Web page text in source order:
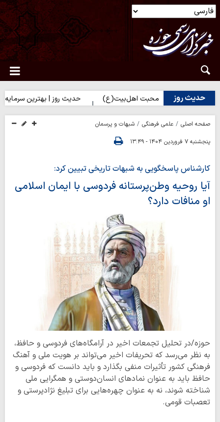
حدیث روز
شدن به محبت اهل‌بیت(ع) حدیث روز | بهترین سرمایه انسان
صفحه اصلی علمی فرهنگی
شبهات و پرسمان
پنجشنبه ۷ فروردین ۱۴۰۴ - ۱۳:۴۹
کارشناس پاسخگویی به شبهات تاریخی تبیین کرد:
آیا روحیه وطن‌پرستانه فردوسی با ایمان اسلامی
او منافات دارد؟
حوزه/در تحلیل تجمعات اخیر در آرامگاه‌های فردوسی و حافظ،
به نظر می‌رسد که تحریفات اخیر می‌تواند بر هویت ملی و آهنگ
فرهنگی کشور تأثیرات منفی بگذارد و باید دانست که فردوسی و
حافظ باید به عنوان نمادهای انسان‌دوستی و همگرایی ملی
شناخته شوند، نه به عنوان چهره‌هایی برای تبلیغ نژادپرستی و
تعصبات قومی.